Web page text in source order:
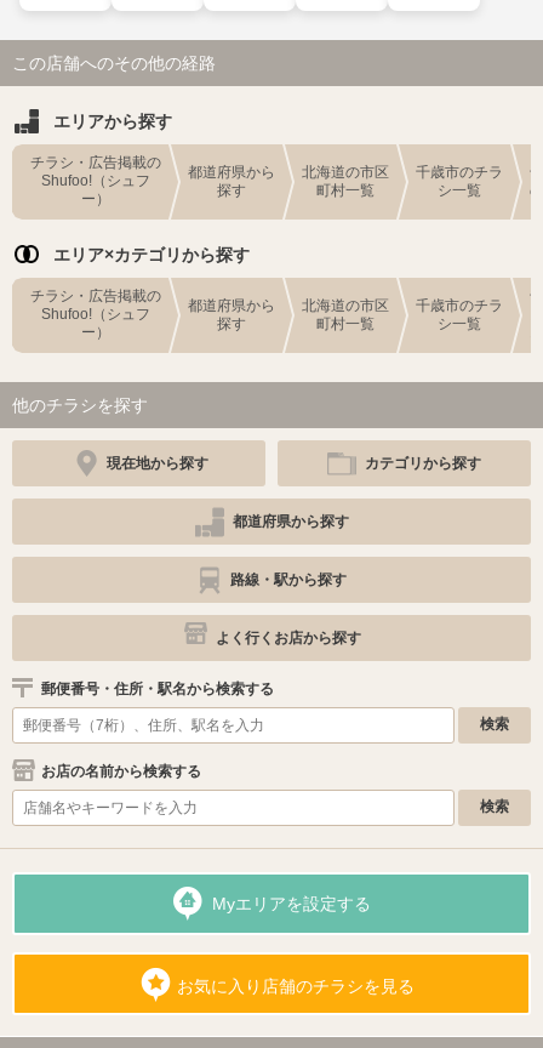
この店舗へのその他の経路
エリアから探す
チラシ・広告掲載の
Shufoo!（シュフ
ー）
都道府県から
探す
北海道の市区
町村一覧
千歳市のチラ
シ一覧
エリア×カテゴリから探す
チラシ・広告掲載の
Shufoo!（シュフ
ー）
都道府県から
探す
北海道の市区
町村一覧
千歳市のチラ
シ一覧
他のチラシを探す
現在地から探す カテゴリから探す
都道府県から探す
路線・駅から探す
よく行くお店から探す
郵便番号・住所・駅名から検索する
お店の名前から検索する
Myエリアを設定する
お気に入り店舗のチラシを見る